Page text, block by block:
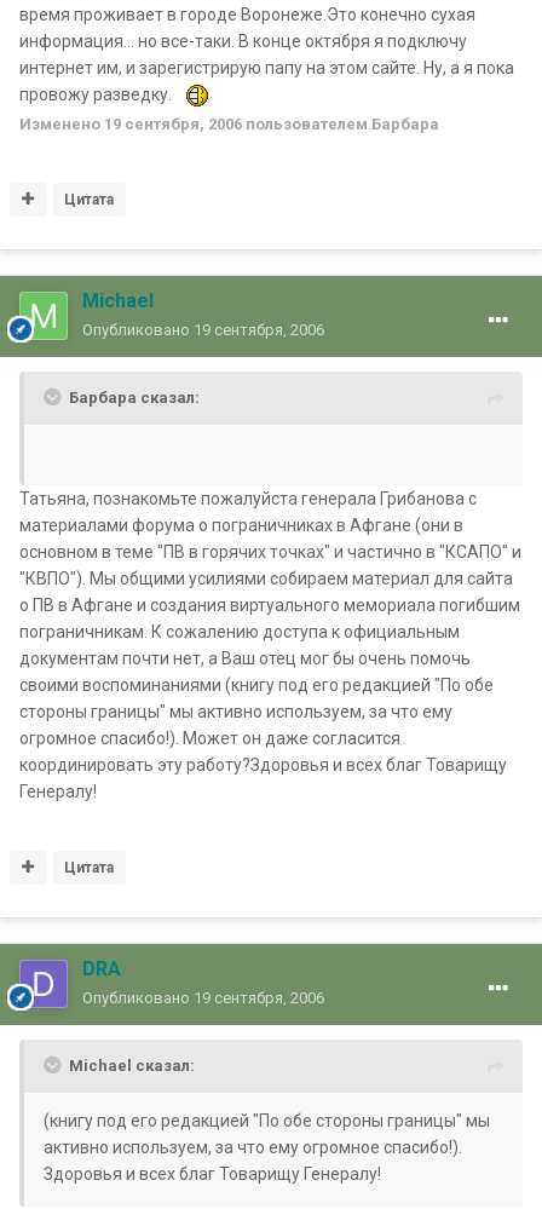
время проживает в городе Воронеже.Это конечно сухая
информация... но все-таки. В конце октября я подключу
интернет им, и зарегистрирую папу на этом сайте. Ну, а я пока
провожу разведку.
Изменено 19 сентября, 2006 пользователем Барбара
Цитата
Michael
Опубликовано 19 сентября, 2006
Барбара сказал:
Татьяна, познакомьте пожалуйста генерала Грибанова с
материалами форума о пограничниках в Афгане (они в
основном в теме "ПВ в горячих точках" и частично в "КСАПО" и
"КВПО"). Мы общими усилиями собираем материал для сайта
о ПВ в Афгане и создания виртуального мемориала погибшим
пограничникам. К сожалению доступа к официальным
документам почти нет, а Ваш отец мог бы очень помочь
своими воспоминаниями (книгу под его редакцией "По обе
стороны границы" мы активно используем, за что ему
огромное спасибо!). Может он даже согласится
координировать эту работу?Здоровья и всех благ Товарищу
Генералу!
Цитата
DRA
Опубликовано 19 сентября, 2006
Michael сказал:
(книгу под его редакцией "По обе стороны границы" мы
активно используем, за что ему огромное спасибо!).
Здоровья и всех благ Товарищу Генералу!